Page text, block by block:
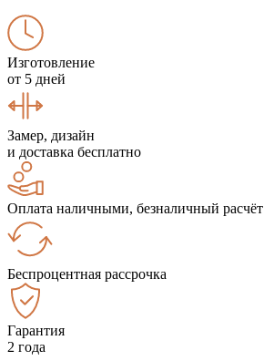
Изготовление
от 5 дней
Замер, дизайн
и доставка бесплатно
Оплата наличными, безналичный расчёт
Беспроцентная рассрочка
Гарантия
2 года